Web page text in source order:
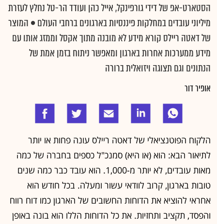
הסטארט-אפ של דידי גורפינקל, אייל כהן ועודד הר-טל נחלץ לעזרת
מיליוני עובדים במחלקות פיננסיות בארגונים ברחבי העולם • המוצר
של דאטה ריילס קורא מידע לא מובנה מתוך אקסל וממזג אותו עם
מידע ממערכות אחרות בארגון ומאפשר ניתוח בזמן אמת של
הנתונים וגם תצוגה ויזואלית ברורה
אופיר דור
הלקוח הפוטנציאלי של דאטה ריילס עונה פחות או יותר
לתיאור הבא: הוא (או היא) סמנכ"ל כספים בחברה של כמה
מאות עובדים, לא יותר מ-1,000. הוא עובד כבר כמה שנים
טובות בארגון, קרוב לוודאי עשור ומעלה. בכל חודש הוא
אחראי להוציא את הדוחות החשובים של הארגון כמו דוח רווח
והפסד, תקציב ותחזיות. את כל הדוחות הללו הוא בונה באופן